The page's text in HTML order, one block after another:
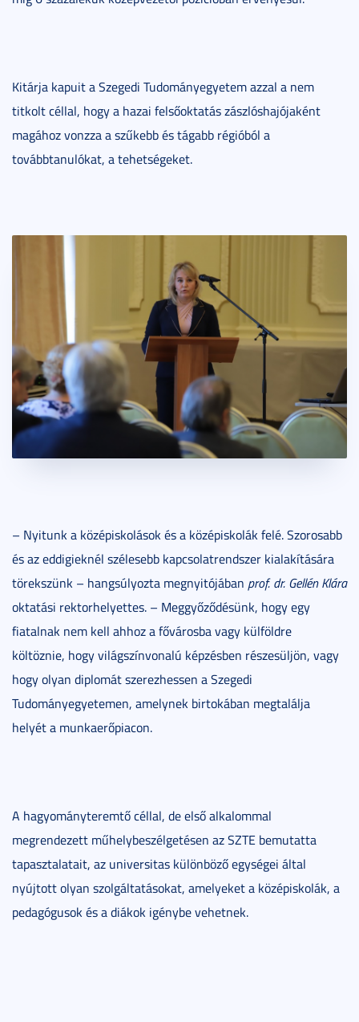
Kitárja kapuit a Szegedi Tudományegyetem azzal a nem
titkolt céllal, hogy a hazai felsőoktatás zászlóshajójaként
magához vonzza a szűkebb és tágabb régióból a
továbbtanulókat, a tehetségeket.
– Nyitunk a középiskolások és a középiskolák felé. Szorosabb
és az eddigieknél szélesebb kapcsolatrendszer kialakítására
törekszünk – hangsúlyozta megnyitójában prof. dr. Gellén Klára
oktatási rektorhelyettes. – Meggyőződésünk, hogy egy
fiatalnak nem kell ahhoz a fővárosba vagy külföldre
költöznie, hogy világszínvonalú képzésben részesüljön, vagy
hogy olyan diplomát szerezhessen a Szegedi
Tudományegyetemen, amelynek birtokában megtalálja
helyét a munkaerőpiacon.
A hagyományteremtő céllal, de első alkalommal
megrendezett műhelybeszélgetésen az SZTE bemutatta
tapasztalatait, az universitas különböző egységei által
nyújtott olyan szolgáltatásokat, amelyeket a középiskolák, a
pedagógusok és a diákok igénybe vehetnek.